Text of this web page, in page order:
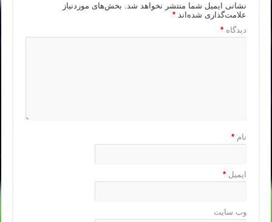
نشانی ایمیل شما منتشر نخواهد شد.
بخش‌های موردنیاز
علامت‌گذاری شده‌اند*
دیدگاه*
نام*
ایمیل*
وب‌ سایت